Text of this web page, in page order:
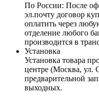
По России: После
эл.почту договор
оплатить через
отделение любого
производится в
Установка
Установка товара
центре (Москва, ул.
предварительной
выходных.